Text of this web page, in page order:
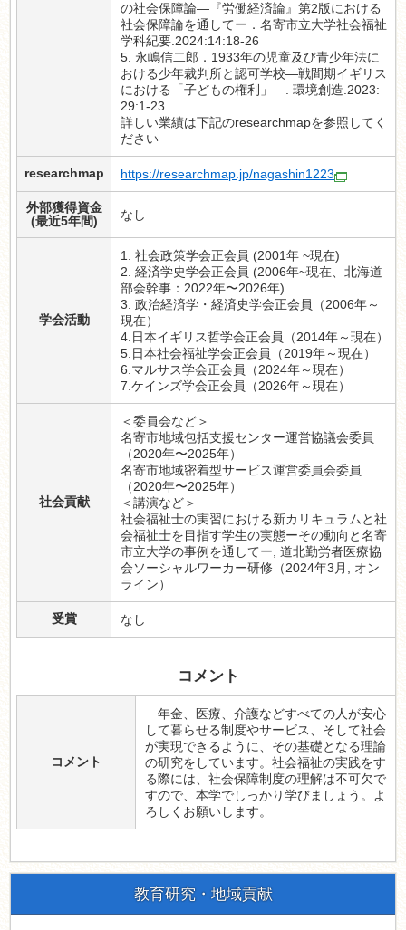
の社会保障論―『労働経済論』第2版における
社会保障論を通してー．名寄市立大学社会福祉
学科紀要.2024:14:18-26
5. 永嶋信二郎．1933年の児童及び青少年法に
おける少年裁判所と認可学校―戦間期イギリス
における「子どもの権利」―. 環境創造.2023:
29:1-23
詳しい業績は下記のresearchmapを参照してく
ださい
researchmap https://researchmap.jp/nagashin1223
外部獲得資金
(最近5年間)
なし
学会活動
1. 社会政策学会正会員 (2001年 ~現在)
2. 経済学史学会正会員 (2006年~現在、北海道
部会幹事：2022年〜2026年)
3. 政治経済学・経済史学会正会員（2006年～
現在）
4.日本イギリス哲学会正会員（2014年～現在）
5.日本社会福祉学会正会員（2019年～現在）
6.マルサス学会正会員（2024年～現在）
7.ケインズ学会正会員（2026年～現在）
社会貢献
＜委員会など＞
名寄市地域包括支援センター運営協議会委員
（2020年〜2025年）
名寄市地域密着型サービス運営委員会委員
（2020年〜2025年）
＜講演など＞
社会福祉士の実習における新カリキュラムと社
会福祉士を目指す学生の実態ーその動向と名寄
市立大学の事例を通してー, 道北勤労者医療協
会ソーシャルワーカー研修（2024年3月, オン
ライン）
受賞 なし
コメント
コメント
年金、医療、介護などすべての人が安心
して暮らせる制度やサービス、そして社会
が実現できるように、その基礎となる理論
の研究をしています。社会福祉の実践をす
る際には、社会保障制度の理解は不可欠で
すので、本学でしっかり学びましょう。よ
ろしくお願いします。
教育研究・地域貢献